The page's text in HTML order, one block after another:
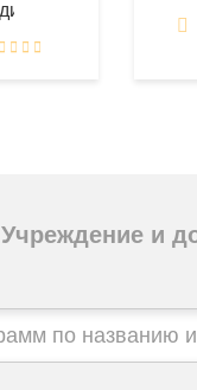
Учреждение и